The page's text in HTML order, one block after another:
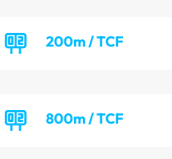
200m / TCF
800m / TCF